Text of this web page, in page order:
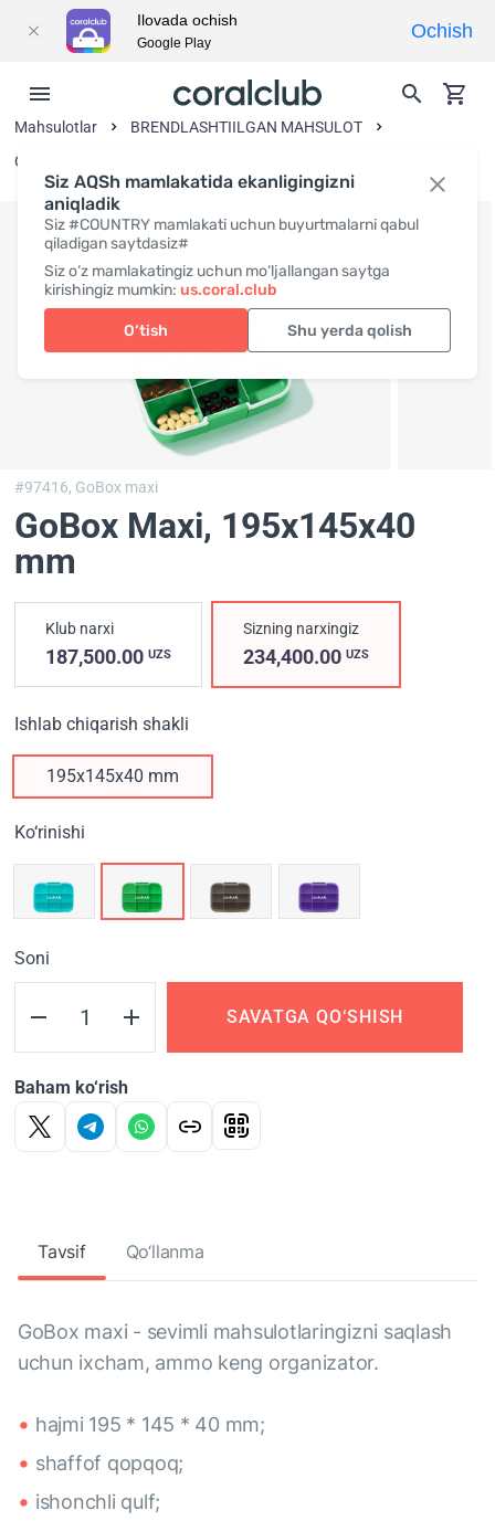
Siz AQSh mamlakatida ekanligingizni
aniqladik
Siz #COUNTRY mamlakati uchun buyurtmalarni qabul
qiladigan saytdasiz#
Siz o‘z mamlakatingiz uchun mo‘ljallangan saytga
kirishingiz mumkin: us.coral.club
O‘tish Shu yerda qolish
Mahsulotlar
BRENDLASHTIILGAN MAHSULOT
GoBox organayzerlari
#97416, GoBox maxi
GoBox Maxi, 195x145x40
mm
Klub narxi
187,500.00 UZS
Sizning narxingiz
234,400.00UZS
Ishlab chiqarish shakli
195x145x40 mm
Ko‘rinishi
Soni
SAVATGA QO‘SHISH
Baham ko‘rish
Tavsif Qo‘llanma
GoBox maxi - sevimli mahsulotlaringizni saqlash
uchun ixcham, ammo keng organizator.
hajmi 195 * 145 * 40 mm;
shaffof qopqoq;
ishonchli qulf;
Ilovada ochish
Google Play
Ochish